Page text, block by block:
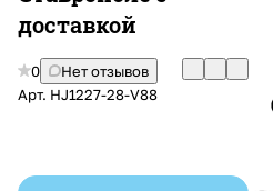
доставкой
0
Нет отзывов
Арт. HJ1227-28-V88